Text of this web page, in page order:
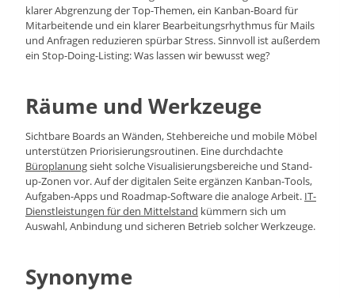
klarer Abgrenzung der Top-Themen, ein Kanban-Board für
Mitarbeitende und ein klarer Bearbeitungsrhythmus für Mails
und Anfragen reduzieren spürbar Stress. Sinnvoll ist außerdem
ein Stop-Doing-Listing: Was lassen wir bewusst weg?
Räume und Werkzeuge
Sichtbare Boards an Wänden, Stehbereiche und mobile Möbel
unterstützen Priorisierungsroutinen. Eine durchdachte
Büroplanungsieht solche Visualisierungsbereiche und Stand-
up-Zonen vor. Auf der digitalen Seite ergänzen Kanban-Tools,
Aufgaben-Apps und Roadmap-Software die analoge Arbeit. IT-
Dienstleistungen für den Mittelstand kümmern sich um
Auswahl, Anbindung und sicheren Betrieb solcher Werkzeuge.
Synonyme